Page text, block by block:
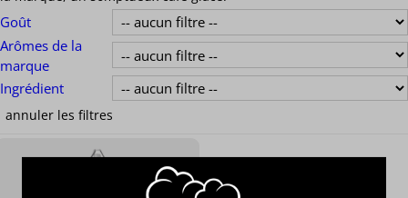
Goût
Arômes de la
marque
Ingrédient